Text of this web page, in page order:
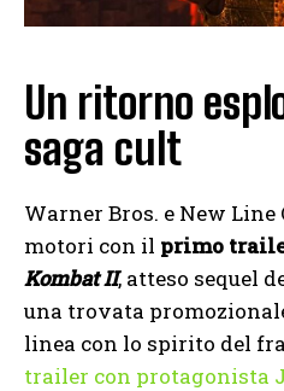
Un ritorno
saga cult
Warner Bros. e New
motori con il primo
Kombat II, atteso sequel
una trovata
linea con lo spirito del
trailer con protagonista